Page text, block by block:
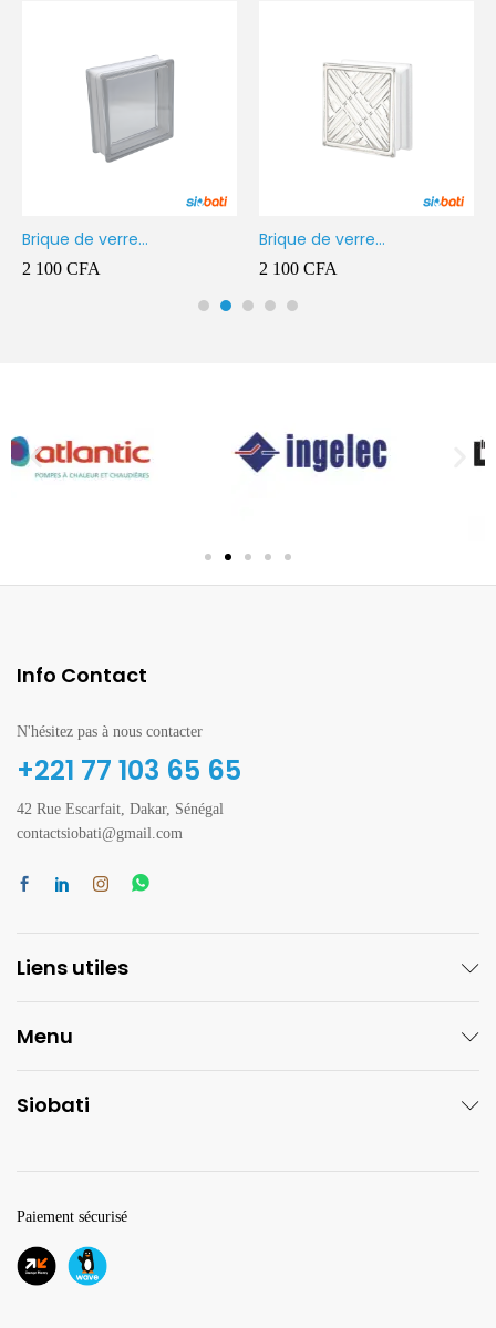
Brique de verre
190X190X80MM Transparent
2 100 CFA
Brique de verre
190X190X80MM CROSS
2 100 CFA
Info Contact
N'hésitez pas à nous contacter
+221 77 103 65 65
42 Rue Escarfait, Dakar, Sénégal
contactsiobati@gmail.com
Liens utiles
Menu
Siobati
Paiement sécurisé